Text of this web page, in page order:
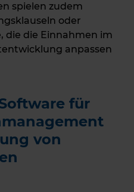
spielen zudem
oder
die die Einnahmen im
anpassen
für
von